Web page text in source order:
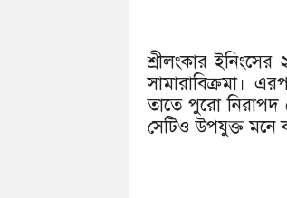
শ্রীলংকার
সামারাবিক্রমা।
তাতে পুরো নিরাপদ
সেটিও উপযুক্ত মনে